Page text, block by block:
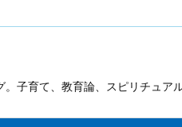
子育て、教育論、スピリチュ